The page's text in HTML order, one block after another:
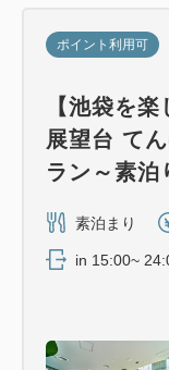
ポイント利用可
【池袋を
展望台 て
ラン～素泊
素泊まり
in 15:00~